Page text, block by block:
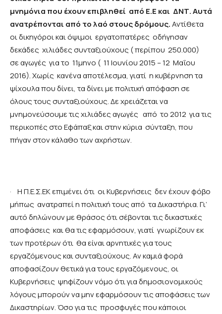
μνημόνια που έχουν επιβληθεί από Ε.Ε και ΔΝΤ. Αυτά
ανατρέπονται από το λαό στους δρόμους.Αντίθετα
οι δικηγόροι και όψιμοι εργατοπατέρες οδήγησαν
δεκάδες χιλιάδες συνταξιούχους ( περίπου 250.000)
σε αγωγές για το 11μηνο ( 11 Ιουνίου 2015 – 12 Μαΐου
2016). Χωρίς κανένα αποτέλεσμα, γιατί η κυβέρνηση τα
ψίχουλα που δίνει, τα δίνει με πολιτική απόφαση σε
όλους τους συνταξιούχους. Δε χρειάζεται να
μνημονεύσουμε τις χιλιάδες αγωγές από το 2012 για τις
περικοπές στο Εφάπαξ και στην κύρια σύνταξη, που
πήγαν στον κάλαθο των αχρήστων.
· Η Π.Ε.Σ.ΕΚ επιμένει ότι οι Κυβερνήσεις δεν έχουν φόβο
μήπως ανατραπεί η πολιτική τους από τα Δικαστήρια. Γι’
αυτό δηλώνουν με θράσος ότι σέβονται τις δικαστικές
αποφάσεις και θα τις εφαρμόσουν, γιατί γνωρίζουν εκ
των προτέρων ότι θα είναι αρνητικές για τους
εργαζόμενους και συνταξιούχους. Αν καμιά φορά
αποφασίζουν θετικά για τους εργαζόμενους, οι
Κυβερνήσεις ψηφίζουν νόμο ότι για δημοσιονομικούς
λόγους μπορούν να μην εφαρμόσουν τις αποφάσεις των
Δικαστηρίων. Όσο για τις προσφυγές που κάποιοι